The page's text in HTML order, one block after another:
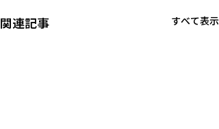
関連記事 すべて表示